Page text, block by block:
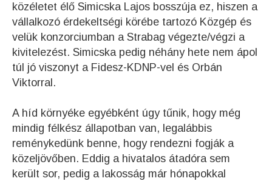
közéletet élő Simicska Lajos bosszúja ez, hiszen a
vállalkozó érdekeltségi körébe tartozó Közgép és
velük konzorciumban a Strabag végezte/végzi a
kivitelezést. Simicska pedig néhány hete nem ápol
túl jó viszonyt a Fidesz-KDNP-vel és Orbán
Viktorral.
A híd környéke egyébként úgy tűnik, hogy még
mindig félkész állapotban van, legalábbis
reménykedünk benne, hogy rendezni fogják a
közeljövőben. Eddig a hivatalos átadóra sem
került sor, pedig a lakosság már hónapokkal